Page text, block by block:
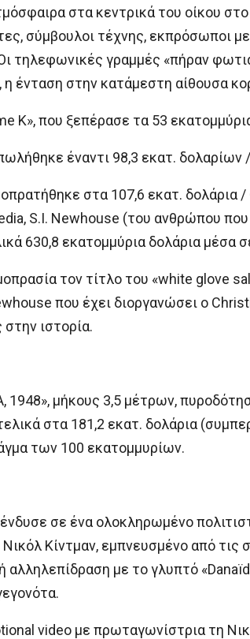
στα κεντρικά του οίκου
σύμβουλοι τέχνης, εκπρόσωποι
τηλεφωνικές γραμμές «πήραν
η ένταση στην κατάμεστη αίθουσα
K», που ξεπέρασε τα 53
έναντι 98,3 εκατ.
στα 107,6 εκατ.
S.I. Newhouse (του ανθρώπου
630,8 εκατομμύρια δολάρια μέσα
τον τίτλο του «white glove
που έχει διοργανώσει ο
ιστορία.
1948», μήκους 3,5 μέτρων,
στα 181,2 εκατ. δολάρια
των 100 εκατομμυρίων.
σε ένα ολοκληρωμένο
Κίντμαν, εμπνευσμένο από τις
με το γλυπτό
video με πρωταγωνίστρια τη